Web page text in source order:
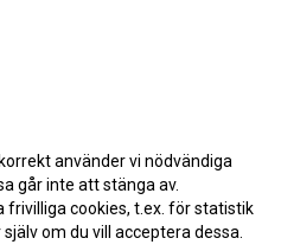
använder vi nödvändiga
går inte att stänga av.
frivilliga cookies, t.ex. för statistik
om du vill acceptera dessa.